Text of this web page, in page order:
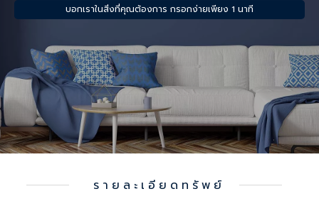
บอกเราในสิ่งที่คุณต้องการ กรอกง่ายเพียง 1 นาที
รายละเอียดทรัพย์